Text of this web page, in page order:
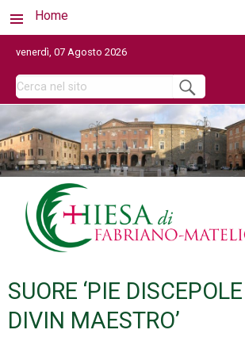
Home
venerdì, 07 Agosto 2026
SUORE ‘PIE
DIVIN MAESTRO’